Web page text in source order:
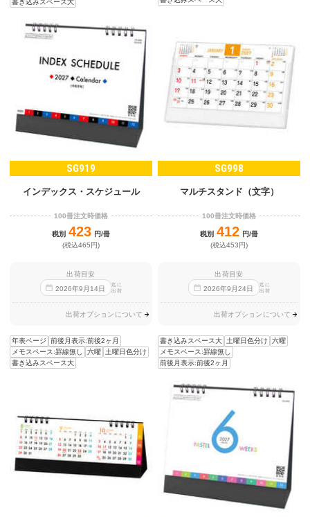
書き込みスペース大
SG919
インデックス・スケジュール
100冊注文時価格
税別 423 円/冊
(税込465円)
出荷目安
2026年9 月14日
迄に
出荷
出荷オプションについて
年表ページ
前後月表示:前後2ヶ月
メモスペース:罫線無し
六曜 土曜日色分け
書き込みスペース大
SG998
マルチスタンド（文字）
100冊注文時価格
税別 412 円/冊
(税込453円)
出荷目安
2026年9 月24日
迄に
出荷
出荷オプションについて
書き込みスペース大 土曜日色分け
六曜
メモスペース:罫線無し
前後月表示:前後2ヶ月